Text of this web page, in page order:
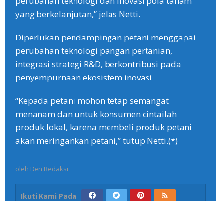
yang berkelanjutan,” jelas Netti.
Diperlukan pendampingan petani menggapai
perubahan teknologi pangan pertanian,
integrasi strategi R&D, berkontribusi pada
penyempurnaan ekosistem inovasi.
“Kepada petani mohon tetap semangat
menanam dan untuk konsumen cintailah
produk lokal, karena membeli produk petani
akan meringankan petani,” tutup Netti.(*)
oleh Den Redaksi
Ikuti Kami Pada